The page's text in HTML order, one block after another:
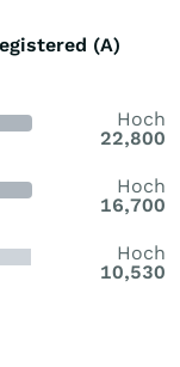
(A)
Hoch
22,800
Hoch
16,700
Hoch
10,530